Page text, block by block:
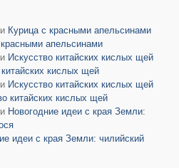
Курица с красными апельсинами
апельсинами
Искусство китайских кислых щей
кислых щей
Искусство китайских кислых щей
китайских кислых щей
Новогодние идеи с края Земли:
идеи с края Земли: чилийский